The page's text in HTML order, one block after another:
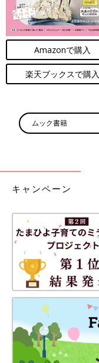
Amazonで購入
楽天ブックスで購入
ムック書籍
キャンペーン